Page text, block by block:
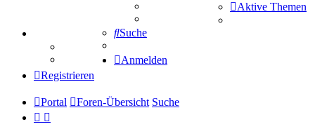
Schiffe versenken
Tipprunde
Comunio
Aktive Themen
Suche
Anmelden
Registrieren
Portal Foren-Übersicht Suche